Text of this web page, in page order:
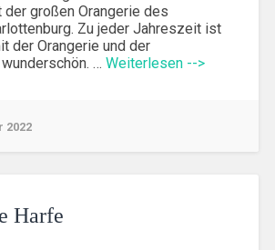
großen Orangerie des
Zu jeder Jahreszeit ist
der Orangerie und der
… Weiterlesen -->
2022
Harfe